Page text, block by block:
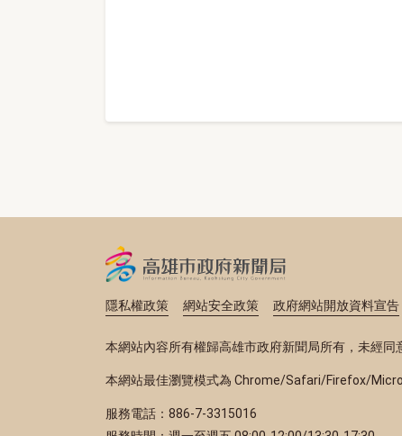
隱私權政策 網站安全政策 政府網站開放資料宣告
本網站內容所有權歸高雄市政府新聞局所有，未經同
本網站最佳瀏覽模式為 Chrome/Safari/Firefox/
服務電話：886-7-3315016